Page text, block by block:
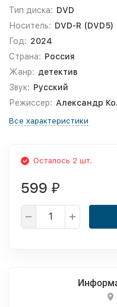
Тип диска: DVD
Носитель: DVD-R (DVD5)
Год: 2024
Страна: Россия
Жанр: детектив
Звук: Русский
Режиссер: Александр
Все характеристики
Осталось 2 шт.
599 ₽